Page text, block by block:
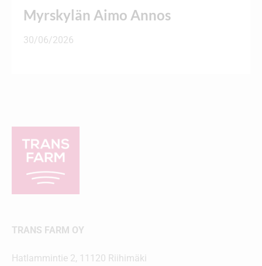
Myrskylän Aimo Annos
30/06/2026
TRANS FARM OY
Hatlammintie 2, 11120 Riihimäki